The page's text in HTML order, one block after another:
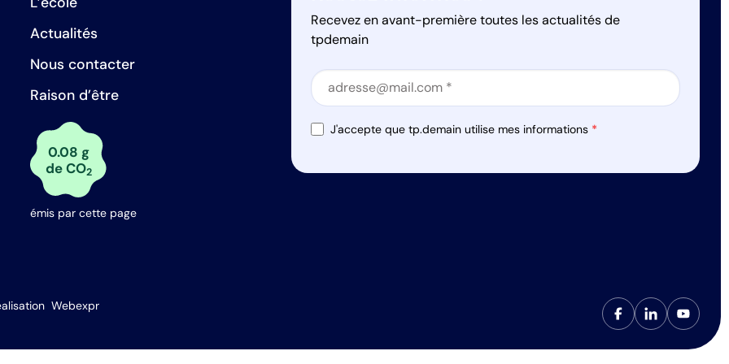
Actualités
Nous contacter
Raison d’être
0.08 g
de CO2
émis par cette page
Recevez en avant-première toutes les actualités de
tpdemain
Section
Section
J'accepte que tp.demain utilise mes informations *
Webexpr
de confidentialité, en garantissant la conformité avec les réglementations. Personnalisez vos préférences pour